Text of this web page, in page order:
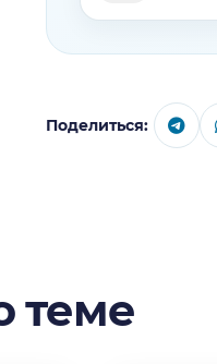
Поделиться:
теме